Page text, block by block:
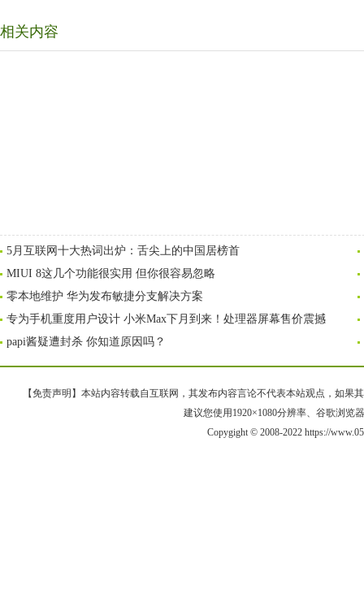
相关内容
5月互联网十大热词出炉：舌尖上的中国居榜首
MIUI 8这几个功能很实用 但你很容易忽略
零本地维护 华为发布敏捷分支解决方案
专为手机重度用户设计 小米Max下月到来！处理器屏幕售价震撼
papi酱疑遭封杀 你知道原因吗？
【免责声明】本站内容转载自互联网，其发布内容言论不代表本站观点，如果
建议您使用1920×1080分辨率、谷歌浏览
Copygight © 2008-2022 https://